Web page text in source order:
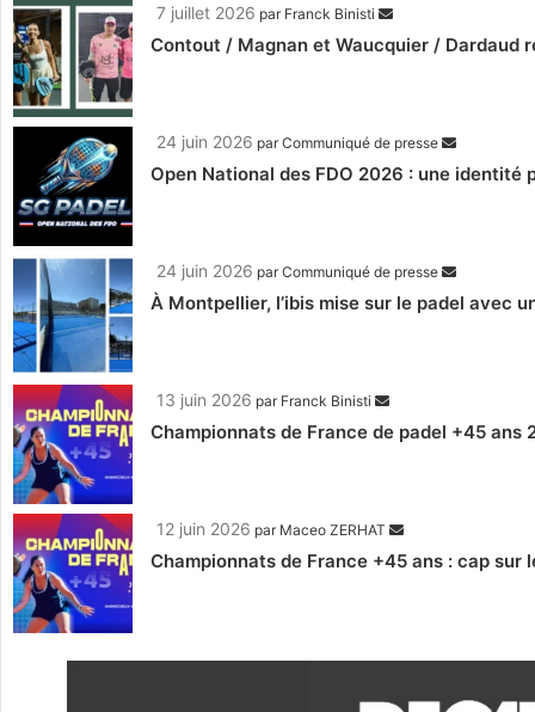
7 juillet 2026 par Franck Binisti
Contout / Magnan et Waucquier / Dardaud
24 juin 2026 parCommuniqué de presse
Open National des FDO 2026 : une
24 juin 2026 parCommuniqué de presse
À Montpellier, l’ibis mise sur le padel avec
13 juin 2026 par Franck Binisti
Championnats de France de padel +45
12 juin 2026 par Maceo ZERHAT
Championnats de France +45 ans : cap